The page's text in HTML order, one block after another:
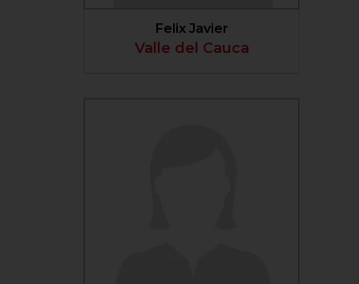
Felix Javier
Valle del Cauca